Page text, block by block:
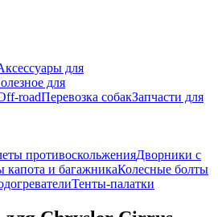
для
для
roadПеревозка собакЗапчасти для
противоскольженияДворники с
капота и багажникаКолесные болты
Тенты-палатки